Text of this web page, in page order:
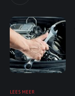
LEES MEER